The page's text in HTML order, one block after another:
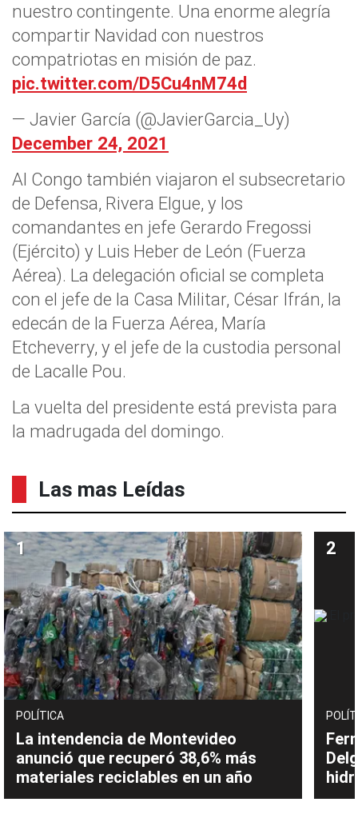
nuestro contingente. Una enorme alegría
compartir Navidad con nuestros
compatriotas en misión de paz.
pic.twitter.com/D5Cu4nM74d
— Javier García (@JavierGarcia_Uy)
December 24, 2021
Al Congo también viajaron el subsecretario
de Defensa, Rivera Elgue, y los
comandantes en jefe Gerardo Fregossi
(Ejército) y Luis Heber de León (Fuerza
Aérea). La delegación oficial se completa
con el jefe de la Casa Militar, César Ifrán, la
edecán de la Fuerza Aérea, María
Etcheverry, y el jefe de la custodia personal
de Lacalle Pou.
La vuelta del presidente está prevista para
la madrugada del domingo.
Las mas Leídas
POLÍTICA
La intendencia de Montevideo
anunció que recuperó 38,6% más
materiales reciclables en un año